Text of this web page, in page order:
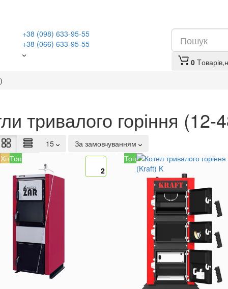
+38 (098) 633-95-55
+38 (066) 633-95-55
0 Tоварів,
тривалого горіння (12-
15 За замовчуванням
2
ХітТоп Топ